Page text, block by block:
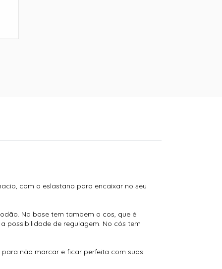
com o eslastano para encaixar no seu
Na base tem tambem o cos, que é
possibilidade de regulagem. No cós tem
não marcar e ficar perfeita com suas